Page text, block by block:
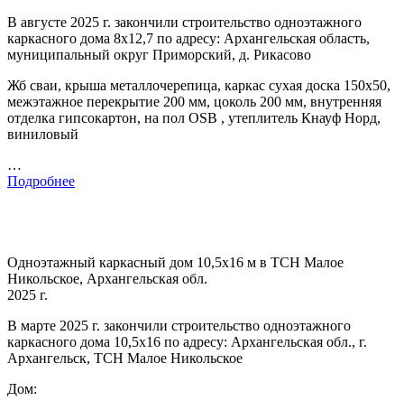
В августе 2025 г. закончили строительство одноэтажного
каркасного дома 8х12,7 по адресу: Архангельская область,
муниципальный округ Приморский, д. Рикасово
Жб сваи, крыша металлочерепица, каркас сухая доска 150х50,
межэтажное перекрытие 200 мм, цоколь 200 мм, внутренняя
отделка гипсокартон, на пол OSB , утеплитель Кнауф Норд,
виниловый
…
Подробнее
Одноэтажный каркасный дом 10,5х16 м в ТСН Малое
Никольское, Архангельская обл.
2025 г.
В марте 2025 г. закончили строительство одноэтажного
каркасного дома 10,5х16 по адресу: Архангельская обл., г.
Архангельск, ТСН Малое Никольское
Дом: